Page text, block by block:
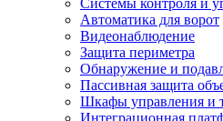
Системы контроля и
Автоматика для ворот
Видеонаблюдение
Защита периметра
Обнаружение и
Пассивная защита
Шкафы управления и
Интеграционная